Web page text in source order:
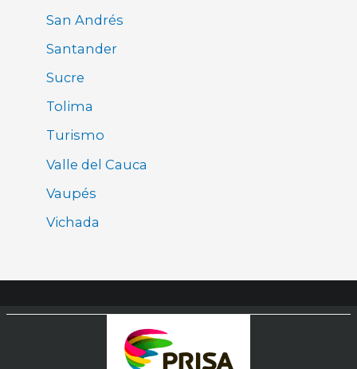
San Andrés
Santander
Sucre
Tolima
Turismo
Valle del Cauca
Vaupés
Vichada